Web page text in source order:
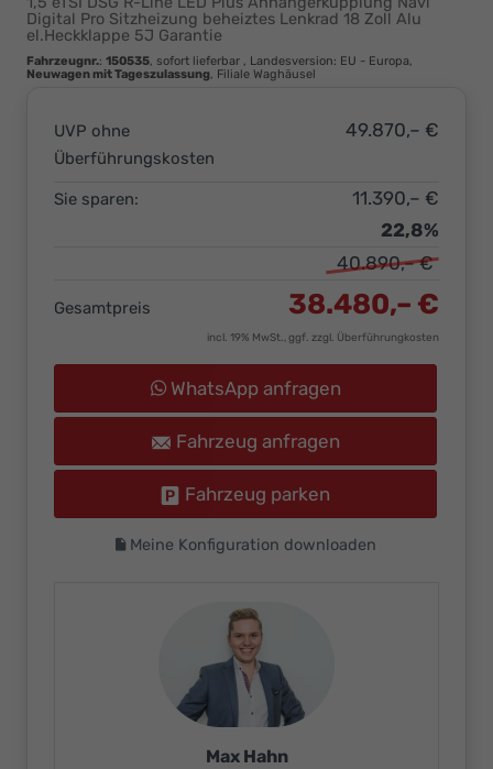
Ihr
Innovatives
Autohaus
Digital Pro Sitzheizung beheiztes Lenkrad 18 Zoll Alu
el.Heckklappe 5J Garantie
Fahrzeugnr.: 150535 sofort lieferbar , Landesversion: EU - Europa,
Neuwagen mit Tageszulassung , Filiale Waghäusel
UVP ohne
Überführungskosten
49.870,– €
Sie sparen:
11.390,– €
22,8%
40.890,– €
Gesamtpreis 38.480,– €
incl. 19% MwSt., ggf. zzgl. Überführungkosten
WhatsApp anfragen
Fahrzeug anfragen
Fahrzeug parken
Meine Konfiguration downloaden
Max Hahn